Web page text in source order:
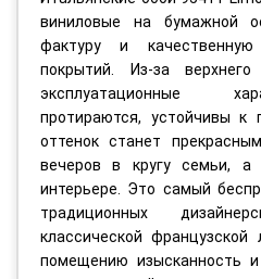
виниловые на бумажной
фактуру и
покрытий. Из-за
эксплуатационные
протираются, устойчивы к
оттенок станет
вечеров в кругу семьи,
интерьере. Это самый
традиционных
классической
помещению изысканность